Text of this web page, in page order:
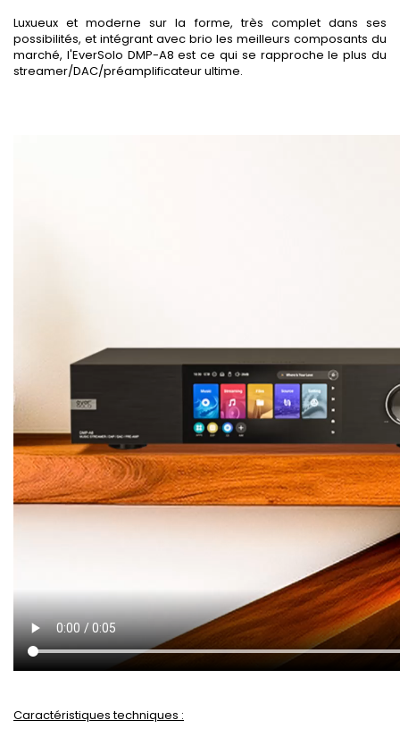
Luxueux et moderne sur la forme, très complet dans ses
possibilités, et intégrant avec brio les meilleurs composants du
marché, l'EverSolo DMP-A8 est ce qui se rapproche le plus du
streamer/DAC/préamplificateur ultime.
Caractéristiques techniques :